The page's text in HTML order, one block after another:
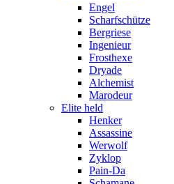
Engel
Scharfschütze
Bergriese
Ingenieur
Frosthexe
Dryade
Alchemist
Marodeur
Elite held
Henker
Assassine
Werwolf
Zyklop
Pain-Da